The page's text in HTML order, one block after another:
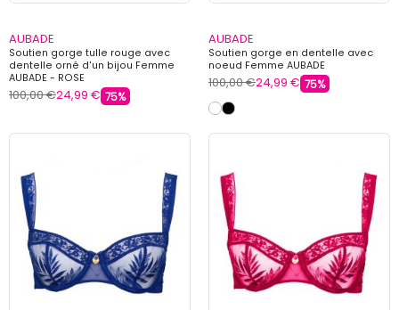
AUBADE
Soutien gorge tulle rouge avec
dentelle orné d'un bijou Femme
AUBADE - ROSE
100,00 €24,99 € 75%
AUBADE
Soutien gorge en dentelle avec
noeud Femme AUBADE
100,00 €24,99 € 75%